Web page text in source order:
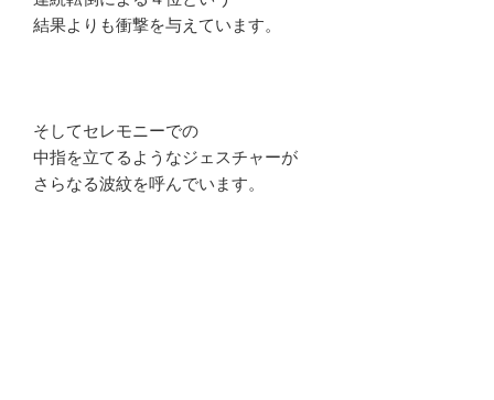
結果よりも衝撃を与えています。
そしてセレモニーでの
中指を立てるようなジェスチャーが
さらなる波紋を呼んでいます。